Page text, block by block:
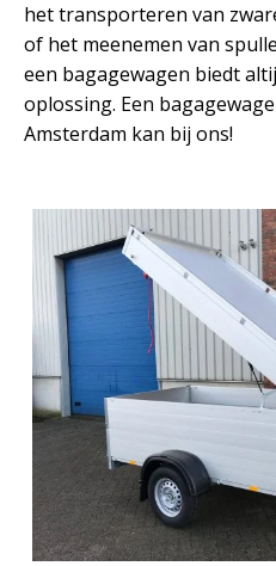
het transporteren van
of het meenemen van
een bagagewagen biedt
oplossing. Een
Amsterdam kan bij ons!